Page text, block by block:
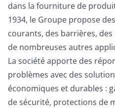
dans la fourniture de
1934, le Groupe propose
courants, des barrières,
de nombreuses autres
La société apporte des
problèmes avec des
économiques et durables :
de sécurité, protections de